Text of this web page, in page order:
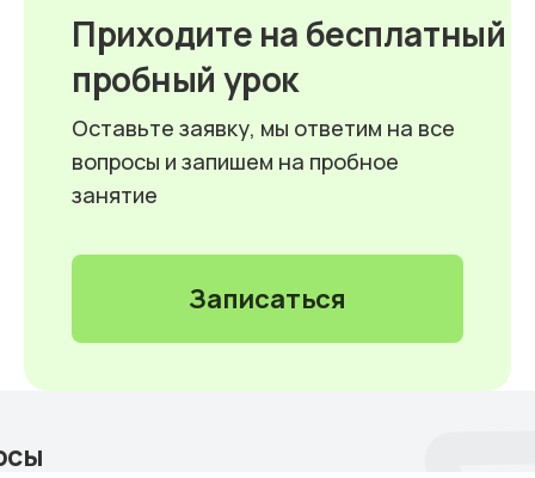
Приходите на бесплатный
пробный урок
Оставьте заявку, мы ответим на все
вопросы и запишем на пробное
занятие
Записаться